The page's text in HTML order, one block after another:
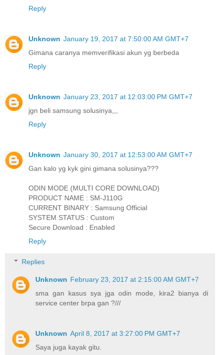
Reply
Unknown January 19, 2017 at 7:50:00 AM GMT+7
Gimana caranya memverifikasi akun yg berbeda
Reply
Unknown January 23, 2017 at 12:03:00 PM GMT+7
jgn beli samsung solusinya,,,
Reply
Unknown January 30, 2017 at 12:53:00 AM GMT+7
Gan kalo yg kyk gini gimana solusinya???
ODIN MODE (MULTI CORE DOWNLOAD)
PRODUCT NAME : SM-J110G
CURRENT BINARY : Samsung Official
SYSTEM STATUS : Custom
Secure Download : Enabled
Reply
Replies
Unknown February 23, 2017 at 2:15:00 AM GMT+7
sma gan kasus sya jga odin mode, kira2 bianya di
service center brpa gan ?///
Unknown April 8, 2017 at 3:27:00 PM GMT+7
Saya juga kayak gitu.